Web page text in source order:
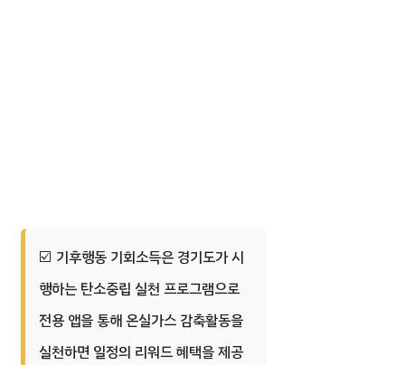
기후행동 기회소득은 경기도가 시
행하는 탄소중립 실천 프로그램으로
전용 앱을 통해 온실가스 감축활동을
실천하면 일정의 리워드 혜택을 제공